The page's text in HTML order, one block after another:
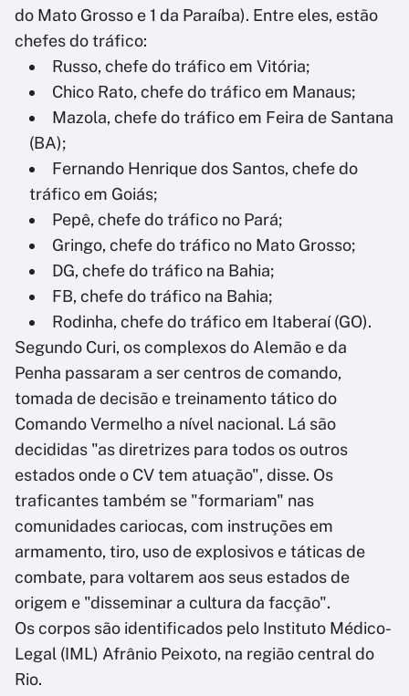
do Mato Grosso e 1 da Paraíba). Entre eles, estão
chefes do tráfico:
Russo, chefe do tráfico em Vitória;
Chico Rato, chefe do tráfico em Manaus;
Mazola, chefe do tráfico em Feira de Santana
(BA);
Fernando Henrique dos Santos, chefe do
tráfico em Goiás;
Pepê, chefe do tráfico no Pará;
Gringo, chefe do tráfico no Mato Grosso;
DG, chefe do tráfico na Bahia;
FB, chefe do tráfico na Bahia;
Rodinha, chefe do tráfico em Itaberaí (GO).
Segundo Curi, os complexos do Alemão e da
Penha passaram a ser centros de comando,
tomada de decisão e treinamento tático do
Comando Vermelho a nível nacional. Lá são
decididas "as diretrizes para todos os outros
estados onde o CV tem atuação", disse. Os
traficantes também se "formariam" nas
comunidades cariocas, com instruções em
armamento, tiro, uso de explosivos e táticas de
combate, para voltarem aos seus estados de
origem e "disseminar a cultura da facção".
Os corpos são identificados pelo Instituto Médico-
Legal (IML) Afrânio Peixoto, na região central do
Rio.